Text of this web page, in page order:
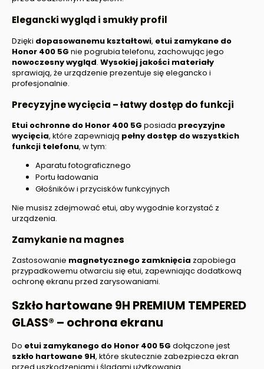
Elegancki wygląd i smukły profil
Dzięki dopasowanemu kształtowi, etui zamykane do
Honor 400 5G nie pogrubia telefonu, zachowując jego
nowoczesny wygląd. Wysokiej jakości materiały
sprawiają, że urządzenie prezentuje się elegancko i
profesjonalnie.
Precyzyjne wycięcia – łatwy dostęp do funkcji
Etui ochronne do Honor 400 5G posiada precyzyjne
wycięcia, które zapewniają pełny dostęp do wszystkich
funkcji telefonu, w tym:
Aparatu fotograficznego
Portu ładowania
Głośników i przycisków funkcyjnych
Nie musisz zdejmować etui, aby wygodnie korzystać z
urządzenia.
Zamykanie na magnes
Zastosowanie magnetycznego zamknięcia zapobiega
przypadkowemu otwarciu się etui, zapewniając dodatkową
ochronę ekranu przed zarysowaniami.
Szkło hartowane 9H PREMIUM TEMPERED
GLASS® – ochrona ekranu
Do etui zamykanego do Honor 400 5G dołączone jest
szkło hartowane 9H, które skutecznie zabezpiecza ekran